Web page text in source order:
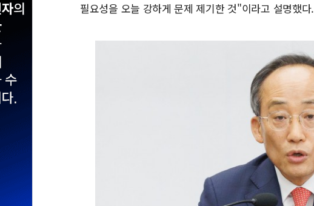
필요성을 오늘 강하게 문제 제기한 것"이라고 설명했다.